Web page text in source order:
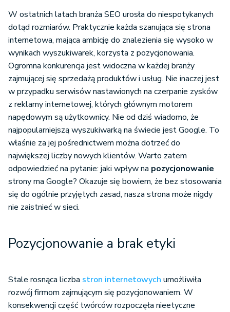
Google AdWords rośnie w siłę
Firmy pozycjonerskie a Google
W ostatnich latach branża SEO urosła do niespotykanych
dotąd rozmiarów. Praktycznie każda szanująca się strona
internetowa, mająca ambicję do znalezienia się wysoko w
wynikach wyszukiwarek, korzysta z pozycjonowania.
Ogromna konkurencja jest widoczna w każdej branży
zajmującej się sprzedażą produktów i usług. Nie inaczej jest
w przypadku serwisów nastawionych na czerpanie zysków
z reklamy internetowej, których głównym motorem
napędowym są użytkownicy. Nie od dziś wiadomo, że
najpopularniejszą wyszukiwarką na świecie jest Google. To
właśnie za jej pośrednictwem można dotrzeć do
największej liczby nowych klientów. Warto zatem
odpowiedzieć na pytanie: jaki wpływ na pozycjonowanie
strony ma Google? Okazuje się bowiem, że bez stosowania
się do ogólnie przyjętych zasad, nasza strona może nigdy
nie zaistnieć w sieci.
Pozycjonowanie a brak etyki
Stale rosnąca liczba stron internetowych umożliwiła
rozwój firmom zajmującym się pozycjonowaniem. W
konsekwencji część twórców rozpoczęła nieetyczne